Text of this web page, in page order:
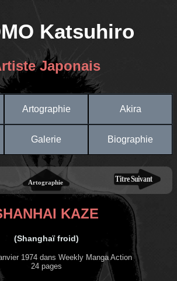
Katsuhiro
Japonais
Artographie Akira
Galerie Biographie
KAZE
(Shanghaï froid)
1974 dans Weekly Manga Action
24 pages